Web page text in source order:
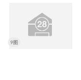
9图